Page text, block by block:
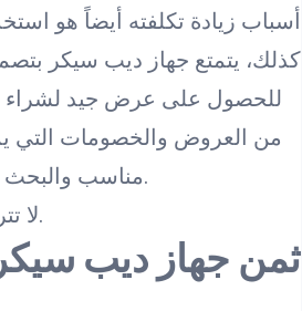
أسباب زيادة تكلفته أيضاً هو
كذلك، يتمتع جهاز ديب سيكر
للحصول على عرض جيد لشراء
من العروض والخصومات التي
مناسب والبحث عن الشركات المعتمدة التي تقدم ضمانات وخدمات ما بعد البيع جيدة.
لا تتردد في طرح أي أسئلة إضافية إذا كنت بحاجة إلى مزيد من المساعدة.
ثمن جهاز ديب